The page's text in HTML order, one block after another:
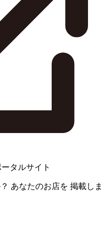
タルサイト
あなたのお店を 掲載しま